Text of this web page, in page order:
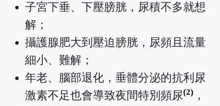
子宮下垂、下壓膀胱，尿積不多就想
解；
攝護腺肥大到壓迫膀胱，尿頻且流量
細小、難解；
年老、腦部退化，垂體分泌的抗利尿
激素不足也會導致夜間特別頻尿(2) ，